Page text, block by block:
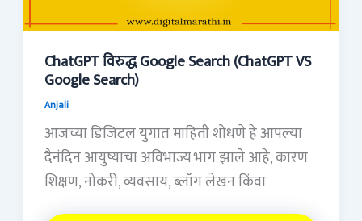
ChatGPT विरुद्ध Google Search (ChatGPT VS
Google Search)
Anjali
आजच्या डिजिटल युगात माहिती शोधणे हे आपल्या
दैनंदिन आयुष्याचा अविभाज्य भाग झाले आहे, कारण
शिक्षण, नोकरी, व्यवसाय, ब्लॉग लेखन किंवा
Search)